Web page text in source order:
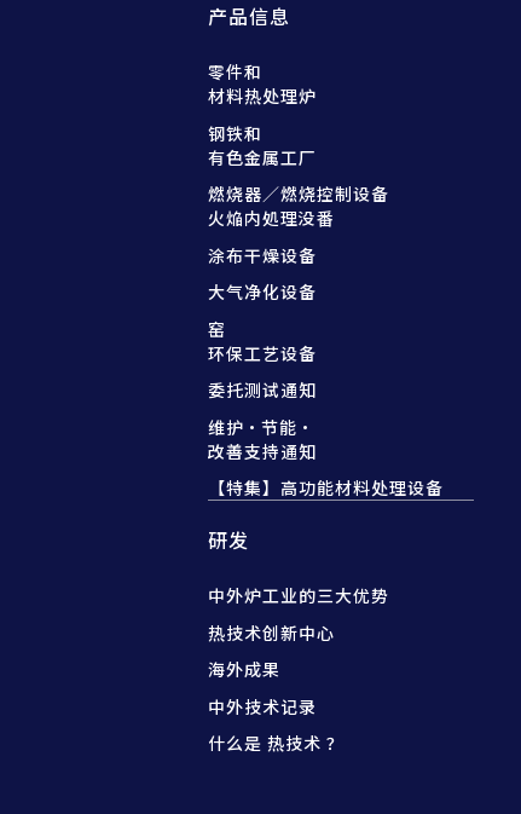
产品信息
零件和
材料热处理炉
钢铁和
有色金属工厂
燃烧器／燃烧控制设备
火焔内処理没番
涂布干燥设备
大气净化设备
窑
环保工艺设备
委托测试通知
维护·节能·
改善支持通知
【特集】高功能材料处理设备
研发
中外炉工业的三大优势
热技术创新中心
海外成果
中外技术记录
什么是 热技术 ？